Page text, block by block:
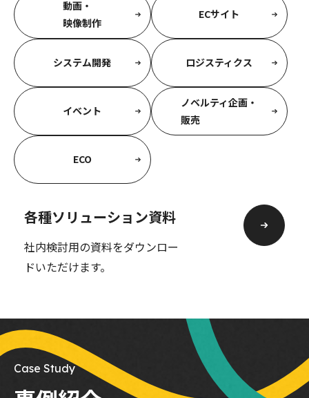
動画・
映像制作
ECサイト
システム開発 ロジスティクス
イベント
ノベルティ企画・
販売
ECO
各種ソリューション資料
社内検討用の資料をダウンロー
ドいただけます。
Case Study